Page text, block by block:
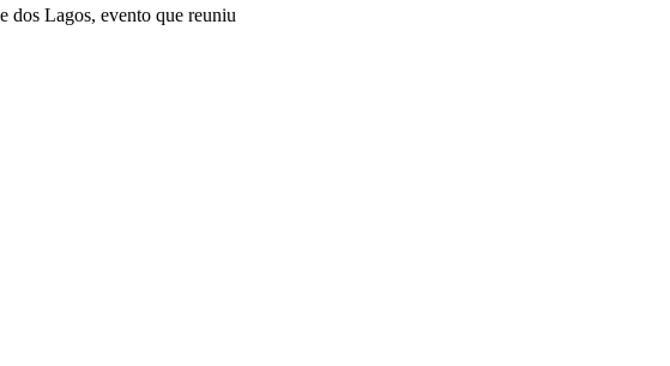
dos Lagos, evento que reuniu